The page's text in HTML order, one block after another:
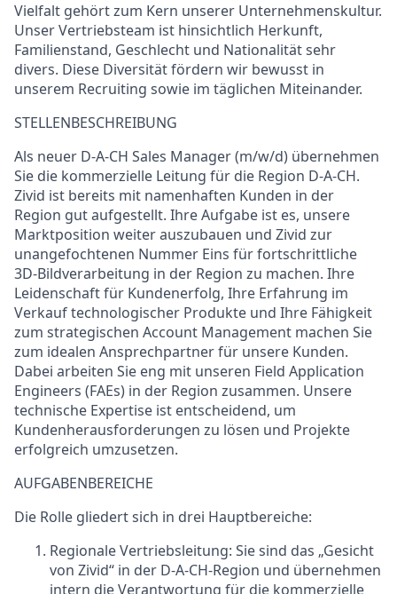
Vielfalt gehört zum Kern unserer Unternehmenskultur.
Unser Vertriebsteam ist hinsichtlich Herkunft,
Familienstand, Geschlecht und Nationalität sehr
divers. Diese Diversität fördern wir bewusst in
unserem Recruiting sowie im täglichen Miteinander.
STELLENBESCHREIBUNG
Als neuer D-A-CH Sales Manager (m/w/d) übernehmen
Sie die kommerzielle Leitung für die Region D-A-CH.
Zivid ist bereits mit namenhaften Kunden in der
Region gut aufgestellt. Ihre Aufgabe ist es, unsere
Marktposition weiter auszubauen und Zivid zur
unangefochtenen Nummer Eins für fortschrittliche
3D-Bildverarbeitung in der Region zu machen. Ihre
Leidenschaft für Kundenerfolg, Ihre Erfahrung im
Verkauf technologischer Produkte und Ihre Fähigkeit
zum strategischen Account Management machen Sie
zum idealen Ansprechpartner für unsere Kunden.
Dabei arbeiten Sie eng mit unseren Field Application
Engineers (FAEs) in der Region zusammen. Unsere
technische Expertise ist entscheidend, um
Kundenherausforderungen zu lösen und Projekte
erfolgreich umzusetzen.
AUFGABENBEREICHE
Die Rolle gliedert sich in drei Hauptbereiche:
Regionale Vertriebsleitung: Sie sind das „Gesicht
von Zivid“ in der D-A-CH-Region und übernehmen
intern die Verantwortung für die kommerzielle